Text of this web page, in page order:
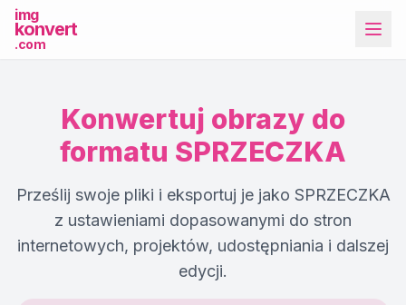
img
konvert
.com
Więcej narzędzi
Konwertuj obrazy do
formatu SPRZECZKA
Prześlij swoje pliki i eksportuj je jako SPRZECZKA
z ustawieniami dopasowanymi do stron
internetowych, projektów, udostępniania i dalszej
edycji.